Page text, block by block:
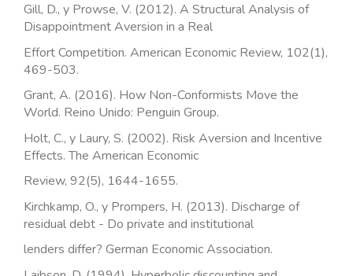
Gill, D., y Prowse, V. (2012). A Structural Analysis of
Disappointment Aversion in a Real
Effort Competition. American Economic Review, 102(1),
469-503.
Grant, A. (2016). How Non-Conformists Move the
World. Reino Unido: Penguin Group.
Holt, C., y Laury, S. (2002). Risk Aversion and Incentive
Effects. The American Economic
Review, 92(5), 1644-1655.
Kirchkamp, O., y Prompers, H. (2013). Discharge of
residual debt - Do private and institutional
lenders differ? German Economic Association.